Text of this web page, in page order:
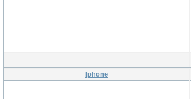
Iphone